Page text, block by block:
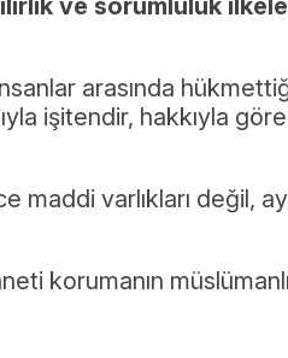
arasında
işitendir, hakkıyla
varlıkları değil,
korumanın